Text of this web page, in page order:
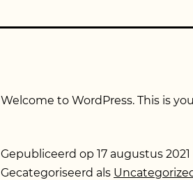
Welcome to WordPress. This is
Gepubliceerd op 17 augustus 2021
Gecategoriseerd als